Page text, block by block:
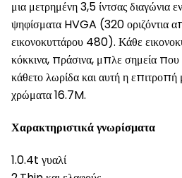
μια μετρημένη 3,5 ίντσας διαγώνια
ψηφίσματα HVGA (320 οριζόντια
εικονοκυττάρου 480). Κάθε
κόκκινα, πράσινα, μπλε σημεία που
κάθετο λωρίδα και αυτή η επιτροπή
χρώματα 16.7M.
Χαρακτηριστικά γνωρίσματα
1.0.4t γυαλί